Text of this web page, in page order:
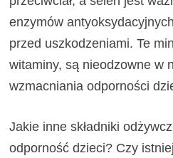
enzymów
przed uszkodzeniami. Te
witaminy, są nieodzowne w
wzmacniania odporności
Jakie inne składniki
odporność dzieci? Czy